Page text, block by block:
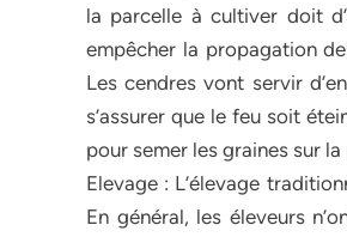
la parcelle à cultiver doit
empêcher la propagation
Les cendres vont servir
s’assurer que le feu soit
pour semer les graines sur
Elevage : L’élevage
En général, les éleveurs